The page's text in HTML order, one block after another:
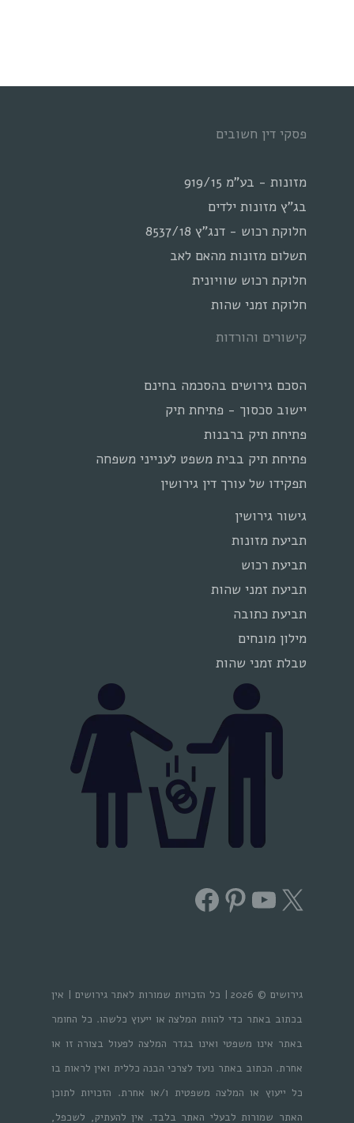
נשואה
עצמאיתפסקי דין חשובים
מזונות - בע"מ 919/15
בג"ץ מזונות ילדים
חלוקת רכוש - דנג"ץ 8537/18
תשלום מזונות מהאם לאב
חלוקת רכוש שוויונית
חלוקת זמני שהות
קישורים והורדות
הסכם גירושים בהסכמה בחינם
יישוב סכסוך - פתיחת תיק
פתיחת תיק ברבנות
פתיחת תיק בבית משפט לענייני משפחה
תפקידו של עורך דין גירושין
גישור גירושין
תביעת מזונות
תביעת רכוש
תביעת זמני שהות
תביעת כתובה
מילון מונחים
טבלת זמני שהות
X
YouTube
Pinterest
Facebook
גירושים © 2026 | כל הזכויות שמורות לאתר גירושים | אין
בכתוב באתר כדי להוות המלצה או ייעוץ כלשהו. כל החומר
באתר אינו משפטי ואינו בגדר המלצה לפעול בצורה זו או
אחרת. הכתוב באתר נועד לצרכי הבנה כללית ואין לראות בו
כל ייעוץ או המלצה משפטית ו/או אחרת. הזכויות לתוכן
האתר שמורות לבעלי האתר בלבד. אין להעתיק, לשכפל,